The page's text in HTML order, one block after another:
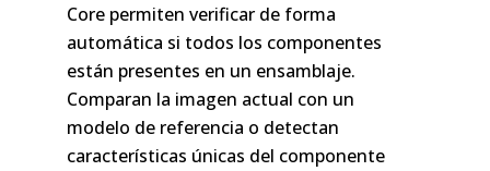
Core permiten verificar de forma
automática si todos los componentes
están presentes en un ensamblaje.
Comparan la imagen actual con un
modelo de referencia o detectan
características únicas del componente